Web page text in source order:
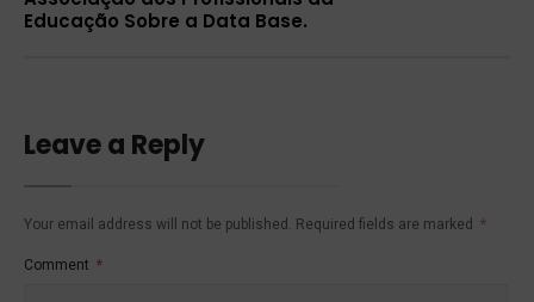
Educação Sobre a Data Base.
Leave a Reply
Your email address will not be published. Required fields are marked *
Comment *